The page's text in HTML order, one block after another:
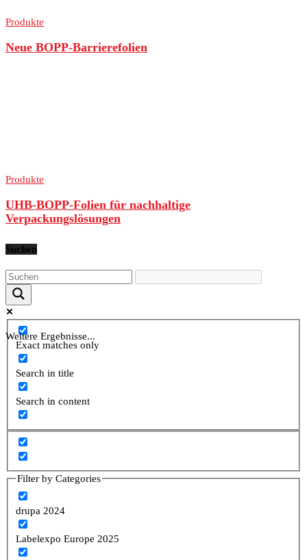
Produkte
Neue BOPP-Barrierefolien
Produkte
UHB-BOPP-Folien für nachhaltige
Verpackungslösungen
Suchen
Weitere Ergebnisse...
Exact matches only
Search in title
Search in content
Filter by Categories
drupa 2024
Labelexpo Europe 2025